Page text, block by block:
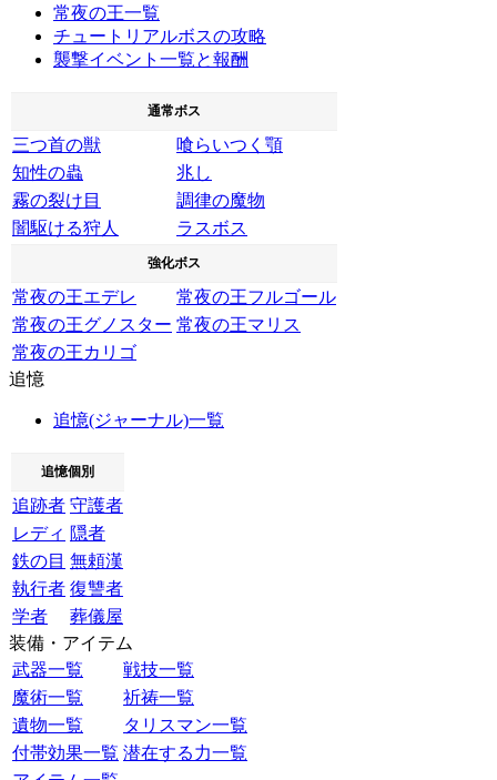
常夜の王一覧
チュートリアルボスの攻略
襲撃イベント一覧と報酬
通常ボス
三つ首の獣
喰らいつく顎
知性の蟲
兆し
霧の裂け目
調律の魔物
闇駆ける狩人
ラスボス
強化ボス
常夜の王エデレ
常夜の王フルゴール
常夜の王グノスター 常夜の王マリス
常夜の王カリゴ
追憶
追憶(ジャーナル)一覧
追憶個別
追跡者 守護者
レディ 隠者
鉄の目 無頼漢
執行者 復讐者
学者
葬儀屋
装備・アイテム
武器一覧
戦技一覧
魔術一覧
祈祷一覧
遺物一覧
タリスマン一覧
付帯効果一覧 潜在する力一覧